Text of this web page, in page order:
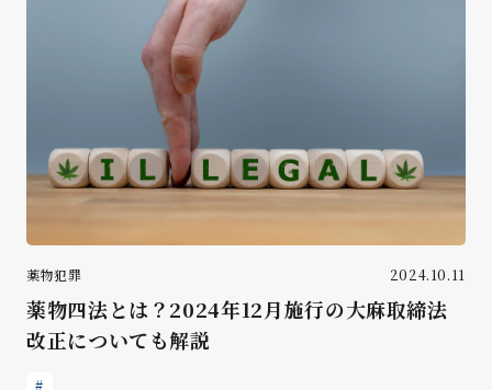
薬物犯罪 2024.10.11
薬物四法とは？2024年12月施行の大麻取締法
改正についても解説